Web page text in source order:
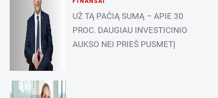
UŽ TĄ PAČIĄ SUMĄ – APIE 30
PROC. DAUGIAU INVESTICINIO
AUKSO NEI PRIEŠ PUSMETĮ